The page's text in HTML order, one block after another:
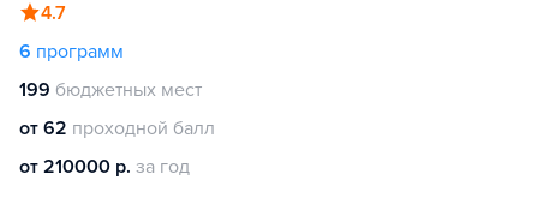
4.7
6 программ
199 бюджетных мест
от 62 проходной балл
от 210000 р. за год